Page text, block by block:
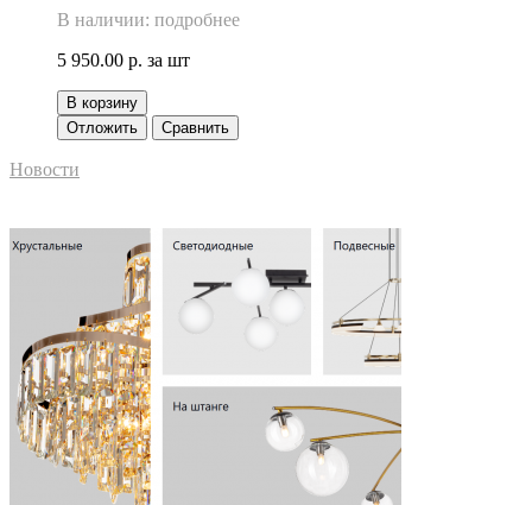
В наличии: подробнее
5 950.00 р. за шт
В корзину
Отложить
Сравнить
Новости